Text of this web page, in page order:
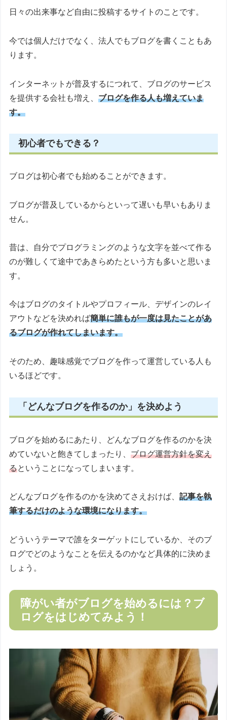
日々の出来事など自由に投稿するサイトのことです。
今では個人だけでなく、法人でもブログを書くこともあ
ります。
インターネットが普及するにつれて、ブログのサービス
を提供する会社も増え、ブログを作る人も増えていま
す。
初心者でもできる？
ブログは初心者でも始めることができます。
ブログが普及しているからといって遅いも早いもありま
せん。
昔は、自分でプログラミングのような文字を並べて作る
のが難しくて途中であきらめたという方も多いと思いま
す。
今はブログのタイトルやプロフィール、デザインのレイ
アウトなどを決めれば簡単に誰もが一度は見たことがあ
るブログが作れてしまいます。
そのため、趣味感覚でブログを作って運営している人も
いるほどです。
「どんなブログを作るのか」を決めよう
ブログを始めるにあたり、どんなブログを作るのかを決
めていないと飽きてしまったり、ブログ運営方針を変え
るということになってしまいます。
どんなブログを作るのかを決めてさえおけば、記事を執
筆するだけのような環境になります。
どういうテーマで誰をターゲットにしているか、そのブ
ログでどのようなことを伝えるのかなど具体的に決めま
しょう。
障がい者がブログを始めるには？ブ
ログをはじめてみよう！